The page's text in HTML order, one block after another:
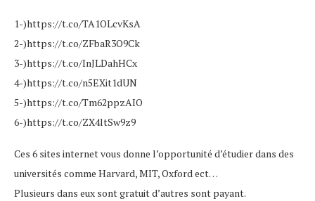
1-)https://t.co/TA1OLcvKsA
2-)https://t.co/ZFbaR3O9Ck
3-)https://t.co/InJLDahHCx
4-)https://t.co/n5EXit1dUN
5-)https://t.co/Tm62ppzAIO
6-)https://t.co/ZX4ltSw9z9
Ces 6 sites internet vous donne l’opportunité d’étudier dans des
universités comme Harvard, MIT, Oxford ect…
Plusieurs dans eux sont gratuit d’autres sont payant.